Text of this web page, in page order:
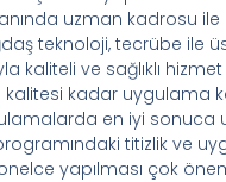
uzman kadrosu ile
teknoloji, tecrübe ile
kaliteli ve sağlıklı
kalitesi kadar uygulama
en iyi sonuca
titizlik ve
yapılması çok